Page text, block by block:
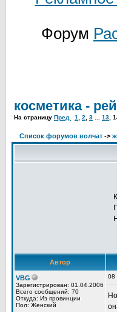
Форум
косметика -
На страницу Пред. 1 2 3 13
Список форумов волчат ->
Автор
VBG
Зарегистрирован: 01.04.2006
Всего сообщений: 70
Откуда: Из провинции
Пол: Женский
08